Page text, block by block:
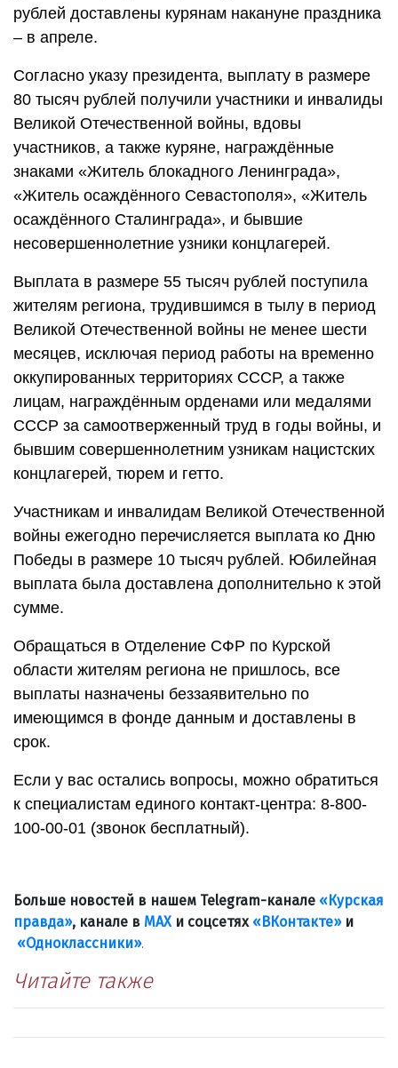
рублей доставлены курянам накануне праздника
– в апреле.
Согласно указу президента, выплату в размере
80 тысяч рублей получили участники и инвалиды
Великой Отечественной войны, вдовы
участников, а также куряне, награждённые
знаками «Житель блокадного Ленинграда»,
«Житель осаждённого Севастополя», «Житель
осаждённого Сталинграда», и бывшие
несовершеннолетние узники концлагерей.
Выплата в размере 55 тысяч рублей поступила
жителям региона, трудившимся в тылу в период
Великой Отечественной войны не менее шести
месяцев, исключая период работы на временно
оккупированных территориях СССР, а также
лицам, награждённым орденами или медалями
СССР за самоотверженный труд в годы войны, и
бывшим совершеннолетним узникам нацистских
концлагерей, тюрем и гетто.
Участникам и инвалидам Великой Отечественной
войны ежегодно перечисляется выплата ко Дню
Победы в размере 10 тысяч рублей. Юбилейная
выплата была доставлена дополнительно к этой
сумме.
Обращаться в Отделение СФР по Курской
области жителям региона не пришлось, все
выплаты назначены беззаявительно по
имеющимся в фонде данным и доставлены в
срок.
Если у вас остались вопросы, можно обратиться
к специалистам единого контакт-центра: 8-800-
100-00-01 (звонок бесплатный).
Больше новостей в нашем Telegram-канале «Курская
правда», канале в МАХи соцсетях «ВКонтакте»и
«Одноклассники».
Читайте также